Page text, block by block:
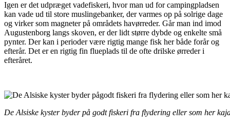
Igen er det udpræget vadefiskeri, hvor man ud for campingpladsen
kan vade ud til store muslingebanker, der varmes op på solrige dage
og virker som magneter på områdets havørreder. Går man ind imod
Augustenborg langs skoven, er der lidt større dybde og enkelte små
pynter. Der kan i perioder være rigtig mange fisk her både forår og
efterår. Det er en rigtig fin flueplads til de ofte drilske ørreder i
efteråret.
De Alsiske kyster byder på godt fiskeri fra flydering eller som her